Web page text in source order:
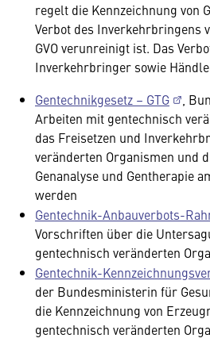
regelt die Kennzeichnung von
Verbot des Inverkehrbringens
GVO verunreinigt ist. Das
Inverkehrbringer sowie
Gentechnikgesetz – GTG
,
Arbeiten mit gentechnisch
das Freisetzen und
veränderten Organismen und
Genanalyse und Gentherapie
werden
Gentechnik-Anbauverbots-
Vorschriften über die
gentechnisch veränderten
Gentechnik-
der Bundesministerin für
die Kennzeichnung von
gentechnisch veränderten